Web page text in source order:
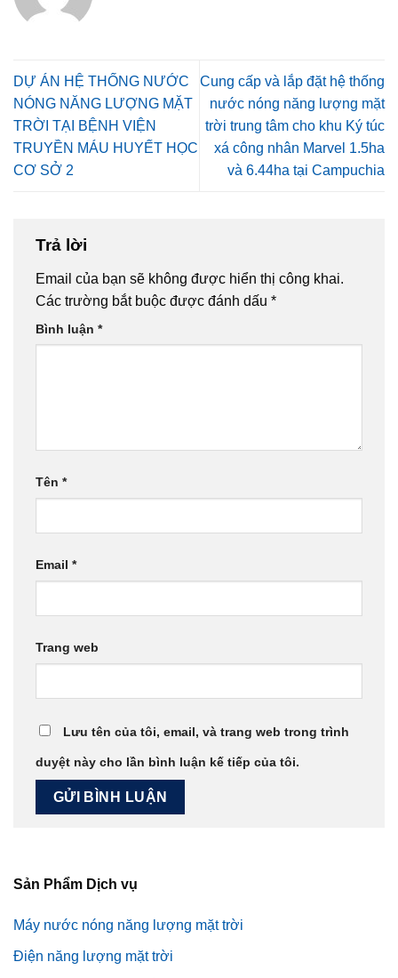
DỰ ÁN HỆ THỐNG NƯỚC
NÓNG NĂNG LƯỢNG MẶT
TRỜI TẠI BỆNH VIỆN
TRUYỀN MÁU HUYẾT HỌC
CƠ SỞ 2
Cung cấp và lắp đặt hệ thống
nước nóng năng lượng mặt
trời trung tâm cho khu Ký túc
xá công nhân Marvel 1.5ha
và 6.44ha tại Campuchia
Trả lời
Email của bạn sẽ không được hiển thị công khai.
Các trường bắt buộc được đánh dấu *
Bình luận *
Tên *
Email *
Trang web
Lưu tên của tôi, email, và trang web trong trình
duyệt này cho lần bình luận kế tiếp của tôi.
Sản Phẩm Dịch vụ
Máy nước nóng năng lượng mặt trời
Điện năng lượng mặt trời